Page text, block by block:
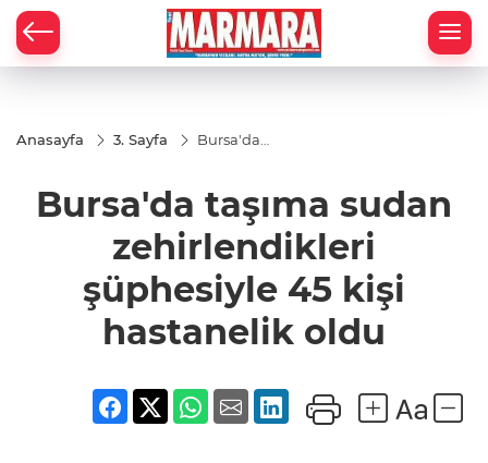
Anasayfa 3. Sayfa
Bursa'da
şüphesiyle 45
kişi hastanelik
Bursa'da taşıma sudan
zehirlendikleri
şüphesiyle 45 kişi
hastanelik oldu